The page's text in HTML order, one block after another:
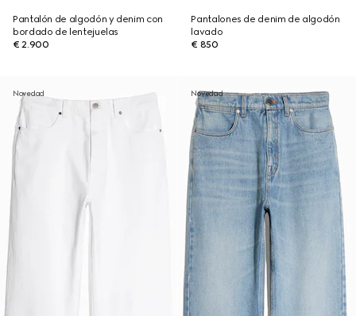
Pantalón de algodón y denim con
bordado de lentejuelas
€ 2.900
Pantalones de denim de algodón
lavado
€ 850
Novedad Novedad